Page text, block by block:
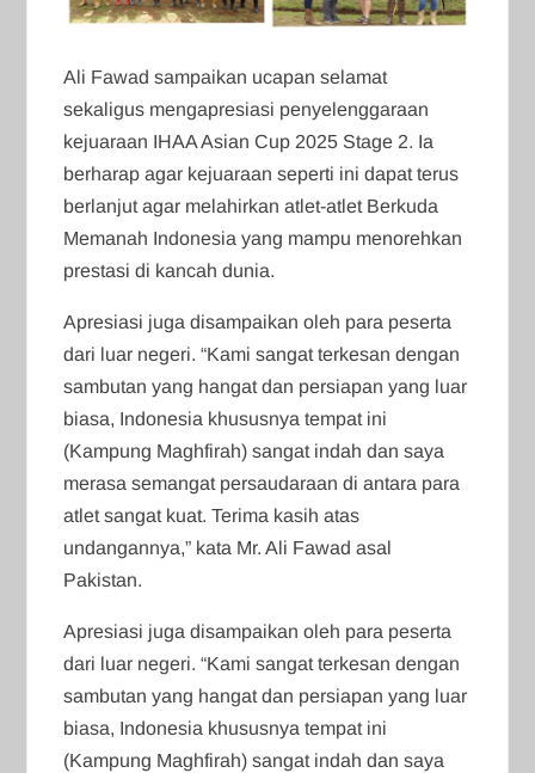
Ali Fawad sampaikan ucapan selamat
sekaligus mengapresiasi penyelenggaraan
kejuaraan IHAA Asian Cup 2025 Stage 2. Ia
berharap agar kejuaraan seperti ini dapat terus
berlanjut agar melahirkan atlet-atlet Berkuda
Memanah Indonesia yang mampu menorehkan
prestasi di kancah dunia.
Apresiasi juga disampaikan oleh para peserta
dari luar negeri. “Kami sangat terkesan dengan
sambutan yang hangat dan persiapan yang luar
biasa, Indonesia khususnya tempat ini
(Kampung Maghfirah) sangat indah dan saya
merasa semangat persaudaraan di antara para
atlet sangat kuat. Terima kasih atas
undangannya,” kata Mr. Ali Fawad asal
Pakistan.
Apresiasi juga disampaikan oleh para peserta
dari luar negeri. “Kami sangat terkesan dengan
sambutan yang hangat dan persiapan yang luar
biasa, Indonesia khususnya tempat ini
(Kampung Maghfirah) sangat indah dan saya